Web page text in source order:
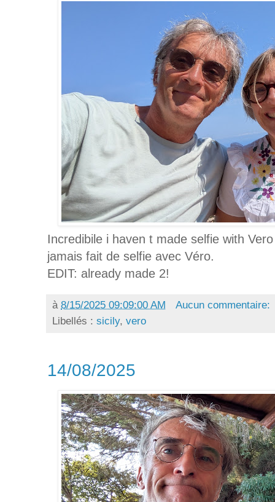
Incredibile i haven t made selfie with
jamais fait de selfie avec Véro.
EDIT: already made 2!
à 8/15/2025 09:09:00 AM
Aucun commentaire:
Libellés : sicily, vero
14/08/2025